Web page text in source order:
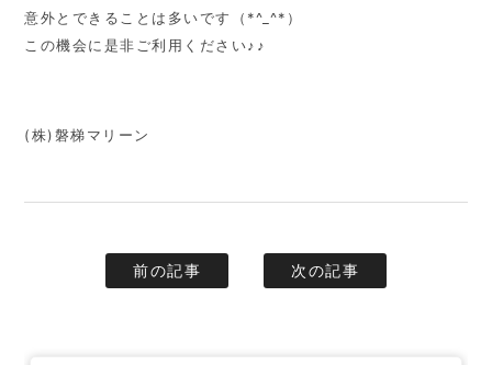
意外とできることは多いです（*^_^*）
この機会に是非ご利用ください♪♪
(株)磐梯マリーン
前の記事 次の記事